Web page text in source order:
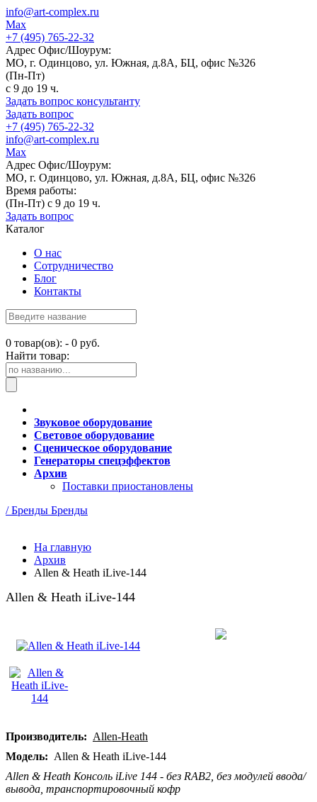
info@art-complex.ru
Max
+7 (495) 765-22-32
Адрес Офис/Шоурум:
МО, г. Одинцово, ул. Южная, д.8А, БЦ, офис №326
(Пн-Пт)
с 9 до 19 ч.
Задать вопрос консультанту
Задать вопрос
+7 (495) 765-22-32
info@art-complex.ru
Max
Адрес Офис/Шоурум:
МО, г. Одинцово, ул. Южная, д.8А, БЦ, офис №326
Время работы:
(Пн-Пт) с 9 до 19 ч.
Задать вопрос
Каталог
О нас
Сотрудничество
Блог
Контакты
0 товар(ов): - 0 руб.
Найти товар:
Звуковое оборудование
Световое оборудование
Сценическое оборудование
Генераторы спецэффектов
Архив
Поставки приостановлены
/ Бренды Бренды
На главную
Архив
Allen & Heath iLive-144
Allen & Heath iLive-144
Производитель: Allen-Heath
Модель: Allen & Heath iLive-144
Allen & Heath Консоль iLive 144 - без RAB2, без модулей ввода/
вывода, транспортировочный кофр